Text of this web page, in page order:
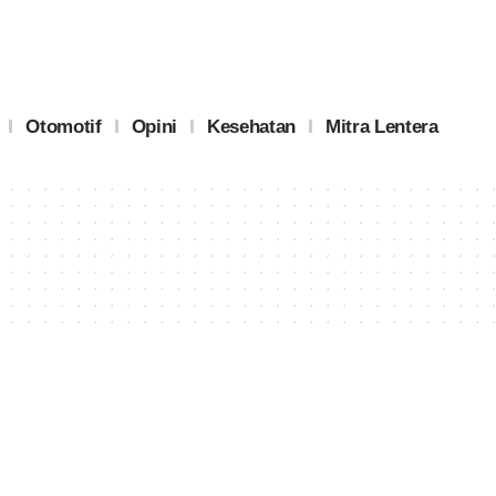
Otomotif Opini Kesehatan Mitra Lentera